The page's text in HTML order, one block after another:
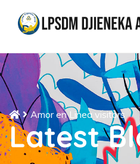
Amor en Linea visitors
Latest